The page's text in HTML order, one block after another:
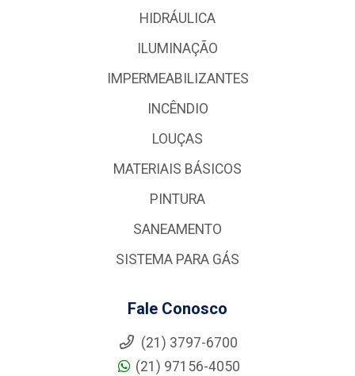
HIDRÁULICA
ILUMINAÇÃO
IMPERMEABILIZANTES
INCÊNDIO
LOUÇAS
MATERIAIS BÁSICOS
PINTURA
SANEAMENTO
SISTEMA PARA GÁS
Fale Conosco
(21) 3797-6700
(21) 97156-4050